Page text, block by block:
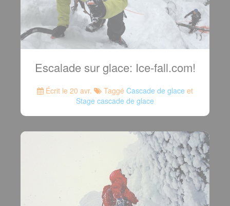
Escalade sur glace: Ice-fall.com!
Écrit le 20 avr. Taggé Cascade de glace et
Stage cascade de glace